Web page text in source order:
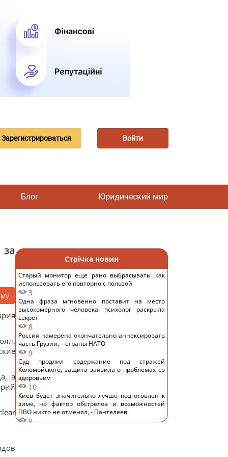
Зарегистрироваться Войти
Блог Юридический мир
а
Стрічка новин
Старый монитор еще рано выбрасывать: как
использовать его повторно с пользой
3
Одна фраза мгновенно поставит на место
высокомерного человека: психолог раскрыла
секрет
8
Россия намерена окончательно аннексировать
часть Грузии, – страны НАТО
9
Суд продлил содержание под стражей
Коломойского, защита заявила о проблемах со
здоровьем
10
Киев будет значительно лучше подготовлен к
зиме, но фактор обстрелов и возможностей
ПВО никто не отменял, - Пантелеев
9